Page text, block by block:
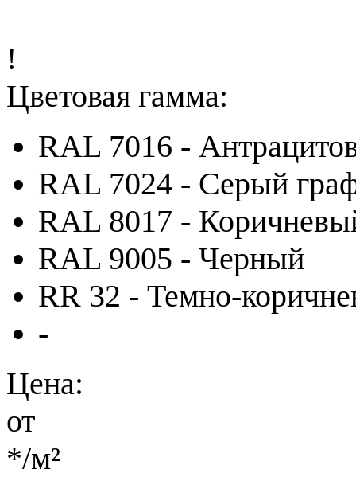
!
Цветовая гамма:
RAL 7016 -
RAL 7024 - Серый
RAL 8017 -
RAL 9005 - Черный
RR 32 - Темно-
-
Цена:
от
*/м²